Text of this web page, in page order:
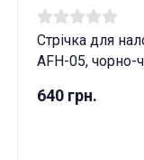
Стрічка для
AFH-05, чорно-
640 грн.